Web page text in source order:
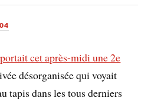
cet après-midi une 2e
désorganisée qui voyait
tapis dans les tous derniers